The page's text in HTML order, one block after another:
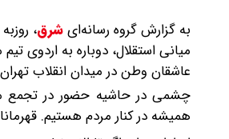
به گزارش گروه رسانه‌ایشرق،
میانی استقلال، دوباره به اردوی
عاشقان وطن در میدان انقلاب
چشمی در حاشیه حضور در تجمع
همیشه در کنار مردم هستیم. قهرمانان اصلی مردمی هستند که در